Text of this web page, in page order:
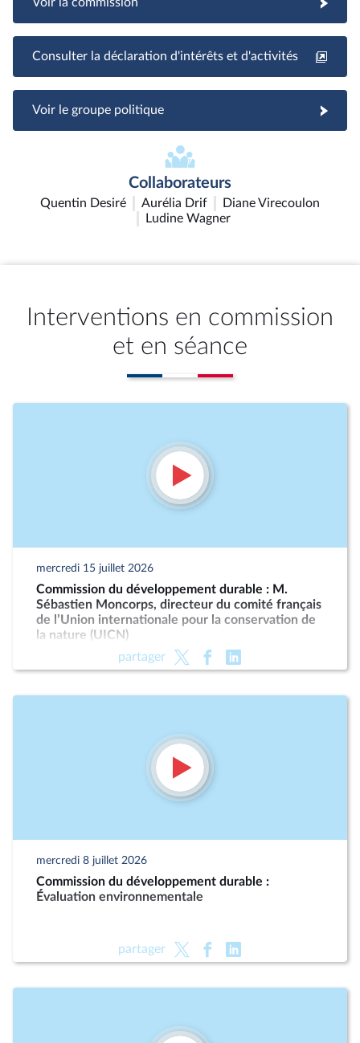
Consulter la déclaration d'intérêts et d'activités
Voir le groupe politique
Collaborateurs
Quentin Desiré Aurélia Drif
Diane Virecoulon
Ludine Wagner
Interventions en commission
et en séance
mercredi 15 juillet 2026
Commission du développement durable : M.
Sébastien Moncorps, directeur du comité français
de l’Union internationale pour la conservation de
la nature (UICN)
partager
mercredi 8 juillet 2026
Commission du développement durable :
Évaluation environnementale
partager